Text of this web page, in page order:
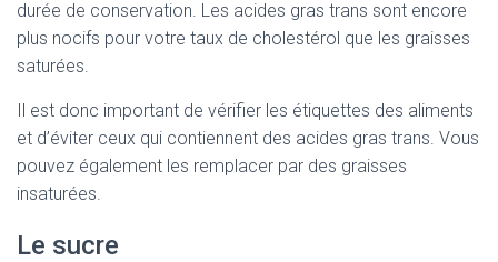
durée de conservation. Les acides gras trans sont encore
plus nocifs pour votre taux de cholestérol que les graisses
saturées.
Il est donc important de vérifier les étiquettes des aliments
et d’éviter ceux qui contiennent des acides gras trans. Vous
pouvez également les remplacer par des graisses
insaturées.
Le sucre